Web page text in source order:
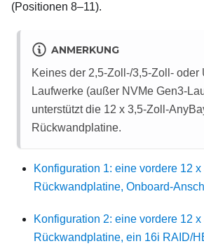
(Positionen 8–11).
ANMERKUNG
Keines der 2,5‑Zoll-/3,5‑Zoll‑
Laufwerke (außer NVMe Gen3-
unterstützt die 12 x 3,5‑Zoll-
Rückwandplatine.
Konfiguration 1: eine vordere 12
Rückwandplatine, Onboard-
Konfiguration 2: eine vordere 12
Rückwandplatine, ein 16i RAID/